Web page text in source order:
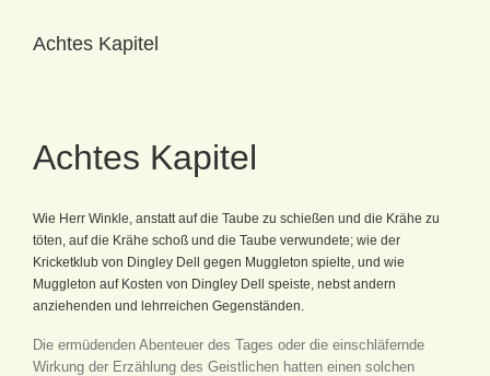
Achtes Kapitel
Achtes Kapitel
Wie Herr Winkle, anstatt auf die Taube zu schießen und die Krähe zu
töten, auf die Krähe schoß und die Taube verwundete; wie der
Kricketklub von Dingley Dell gegen Muggleton spielte, und wie
Muggleton auf Kosten von Dingley Dell speiste, nebst andern
anziehenden und lehrreichen Gegenständen.
Die ermüdenden Abenteuer des Tages oder die einschläfernde
Wirkung der Erzählung des Geistlichen hatten einen solchen